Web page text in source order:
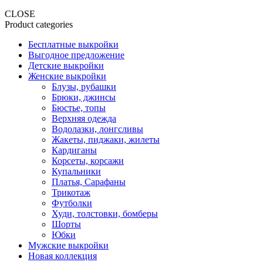
CLOSE
Product categories
Бесплатные выкройки
Выгодное предложение
Детские выкройки
Женские выкройки
Блузы, рубашки
Брюки, джинсы
Бюстье, топы
Верхняя одежда
Водолазки, лонгсливы
Жакеты, пиджаки, жилеты
Кардиганы
Корсеты, корсажи
Купальники
Платья, Сарафаны
Трикотаж
Футболки
Худи, толстовки, бомберы
Шорты
Юбки
Мужские выкройки
Новая коллекция